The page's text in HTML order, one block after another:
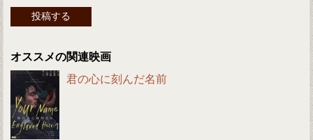
オススメの関連映画
君の心に刻んだ名前